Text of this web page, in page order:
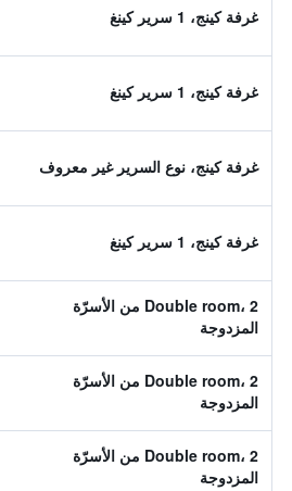
غرفة كينج، 1 سرير كينغ
غرفة كينج، 1 سرير كينغ
غرفة كينج، نوع السرير غير معروف
غرفة كينج، 1 سرير كينغ
Double room، 2 من الأسرّة
المزدوجة
Double room، 2 من الأسرّة
المزدوجة
Double room، 2 من الأسرّة
المزدوجة